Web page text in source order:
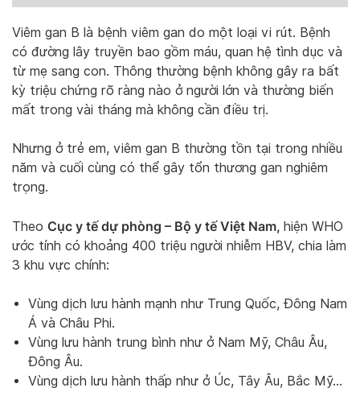
Viêm gan B là bệnh viêm gan do một loại vi rút. Bệnh
có đường lây truyền bao gồm máu, quan hệ tình dục và
từ mẹ sang con. Thông thường bệnh không gây ra bất
kỳ triệu chứng rõ ràng nào ở người lớn và thường biến
mất trong vài tháng mà không cần điều trị.
Nhưng ở trẻ em, viêm gan B thường tồn tại trong nhiều
năm và cuối cùng có thể gây tổn thương gan nghiêm
trọng.
Theo Cục y tế dự phòng – Bộ y tế Việt Nam, hiện WHO
ước tính có khoảng 400 triệu người nhiễm HBV, chia làm
3 khu vực chính:
Vùng dịch lưu hành mạnh như Trung Quốc, Đông Nam
Á và Châu Phi.
Vùng lưu hành trung bình như ở Nam Mỹ, Châu Âu,
Đông Âu.
Vùng dịch lưu hành thấp như ở Úc, Tây Âu, Bắc Mỹ…